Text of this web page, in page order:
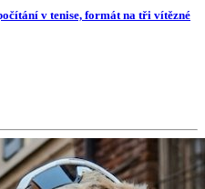
v tenise, formát na tři vítězné